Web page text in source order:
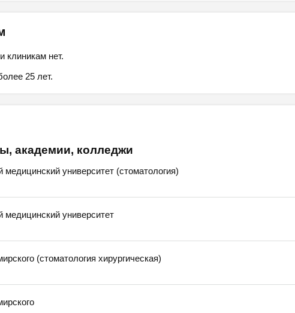
клиникам нет.
25 лет.
академии, колледжи
медицинский университет (стоматология)
медицинский университет
(стоматология хирургическая)